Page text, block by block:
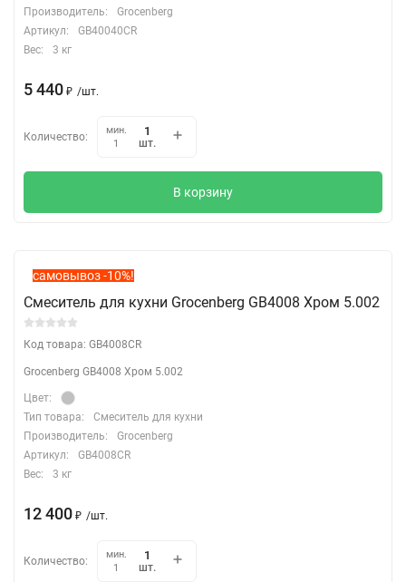
Производитель:
Grocenberg
Артикул:
GB40040CR
Вес:
3 кг
5 440 ₽ /шт.
Количество:
мин.
1
шт.
В корзину
самовывоз -10%!
Смеситель для кухни Grocenberg GB4008 Хром 5.002
Код товара: GB4008CR
Grocenberg GB4008 Хром 5.002
Цвет:
Тип товара:
Смеситель для кухни
Производитель:
Grocenberg
Артикул:
GB4008CR
Вес:
3 кг
12 400 ₽ /шт.
Количество:
мин.
1
шт.